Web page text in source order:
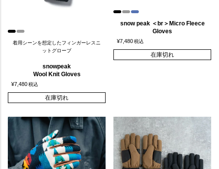
着用シーンを想定したフィンガーレスニ
ットグローブ
snowpeak
Wool Knit Gloves
¥7,480税込
在庫切れ
snow peak ＜br＞Micro Fleece
Gloves
¥7,480税込
在庫切れ